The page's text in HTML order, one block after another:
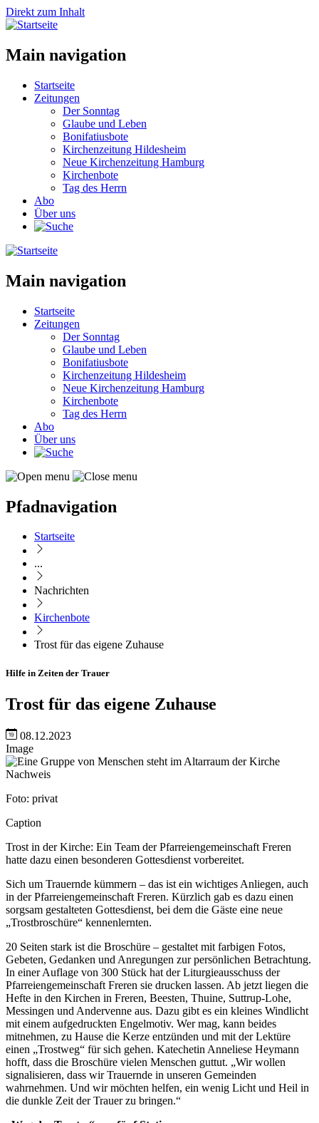
Direkt zum Inhalt
Main navigation
Startseite
Zeitungen
Der Sonntag
Glaube und Leben
Bonifatiusbote
Kirchenzeitung Hildesheim
Neue Kirchenzeitung Hamburg
Kirchenbote
Tag des Herrn
Abo
Über uns
Main navigation
Startseite
Zeitungen
Der Sonntag
Glaube und Leben
Bonifatiusbote
Kirchenzeitung Hildesheim
Neue Kirchenzeitung Hamburg
Kirchenbote
Tag des Herrn
Abo
Über uns
Pfadnavigation
Startseite
...
Nachrichten
Kirchenbote
Trost für das eigene Zuhause
Hilfe in Zeiten der Trauer
Trost für das eigene Zuhause
08.12.2023
Image
Nachweis
Foto: privat
Caption
Trost in der Kirche: Ein Team der Pfarreiengemeinschaft Freren
hatte dazu einen besonderen Gottesdienst vorbereitet.
Sich um Trauernde kümmern – das ist ein wichtiges Anliegen, auch
in der Pfarreiengemeinschaft Freren. Kürzlich gab es dazu einen
sorgsam gestalteten Gottesdienst, bei dem die Gäste eine neue
„Trostbroschüre“ kennenlernten.
20 Seiten stark ist die Broschüre – gestaltet mit farbigen Fotos,
Gebeten, Gedanken und Anregungen zur persönlichen Betrachtung.
In einer Auflage von 300 Stück hat der Liturgieausschuss der
Pfarreiengemeinschaft Freren sie drucken lassen. Ab jetzt liegen die
Hefte in den Kirchen in Freren, Beesten, Thuine, Suttrup-Lohe,
Messingen und Andervenne aus. Dazu gibt es ein kleines Windlicht
mit einem aufgedruckten Engelmotiv. Wer mag, kann beides
mitnehmen, zu Hause die Kerze entzünden und mit der Lektüre
einen „Trostweg“ für sich gehen. Katechetin Anneliese Heymann
hofft, dass die Broschüre vielen Menschen guttut. „Wir wollen
signalisieren, dass wir Trauernde in unseren Gemeinden
wahrnehmen. Und wir möchten helfen, ein wenig Licht und Heil in
die dunkle Zeit der Trauer zu bringen.“